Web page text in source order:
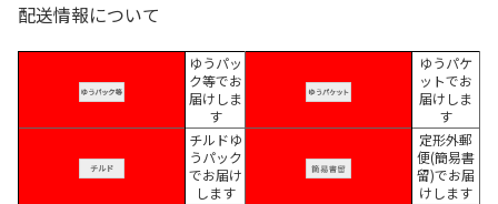
配送情報について
ゆうパッ
ク等でお
届けしま
す
ゆうパケ
ットでお
届けしま
す
チルドゆ
うパック
でお届け
します
定形外郵
便(簡易書
留)でお届
けします